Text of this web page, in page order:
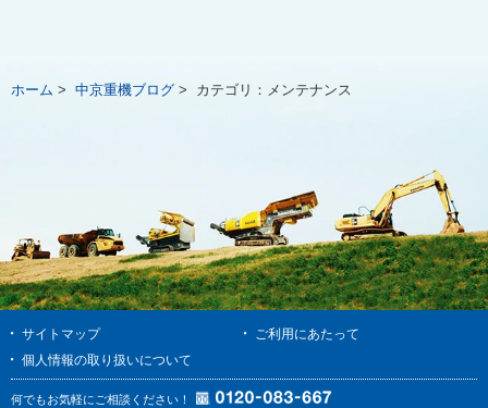
ホーム > 中京重機ブログ > カテゴリ： メンテナンス
サイトマップ
ご利用にあたって
個人情報の取り扱いについて
何でもお気軽にご相談ください！